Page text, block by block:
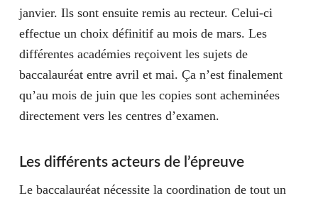
janvier. Ils sont ensuite remis au recteur. Celui-ci
effectue un choix définitif au mois de mars. Les
différentes académies reçoivent les sujets de
baccalauréat entre avril et mai. Ça n’est finalement
qu’au mois de juin que les copies sont acheminées
directement vers les centres d’examen.
Les différents acteurs de l’épreuve
Le baccalauréat nécessite la coordination de tout un